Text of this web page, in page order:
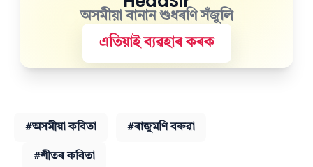
অসমীয়া বানান শুধৰণি সঁজুলি
এতিয়াই ব্যৱহাৰ কৰক
#অসমীয়া কবিতা #ৰাজুমণি বৰুৱা
#শীতৰ কবিতা